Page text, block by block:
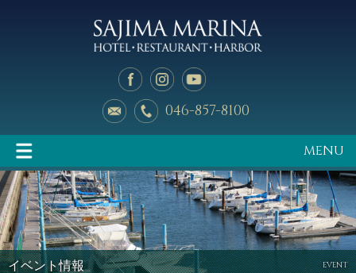
046-857-8100
MENU
イベント情報 マリーナのご案内
EVENT
イベント情報